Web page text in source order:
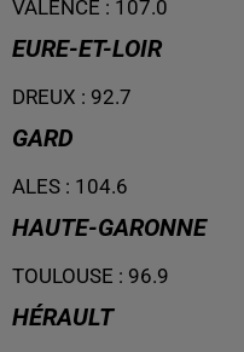
VALENCE : 107.0
EURE-ET-LOIR
DREUX : 92.7
GARD
ALES : 104.6
HAUTE-GARONNE
TOULOUSE : 96.9
HÉRAULT